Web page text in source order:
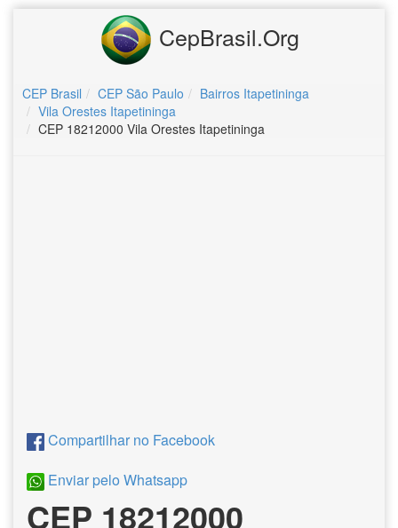
CepBrasil.Org
CEP Brasil CEP São Paulo
Bairros Itapetininga
Vila Orestes Itapetininga
CEP 18212000 Vila Orestes Itapetininga
Compartilhar no Facebook
Enviar pelo Whatsapp
CEP 18212000